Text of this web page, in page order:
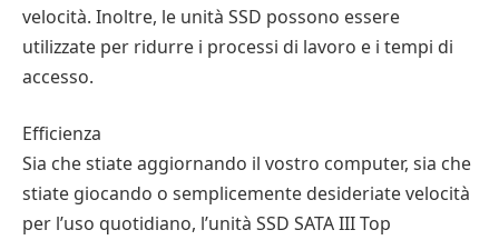
velocità. Inoltre, le unità SSD possono essere
utilizzate per ridurre i processi di lavoro e i tempi di
accesso.
Efficienza
Sia che stiate aggiornando il vostro computer, sia che
stiate giocando o semplicemente desideriate velocità
per l’uso quotidiano, l’unità SSD SATA III Top